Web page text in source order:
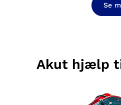
Se
Akut hjælp